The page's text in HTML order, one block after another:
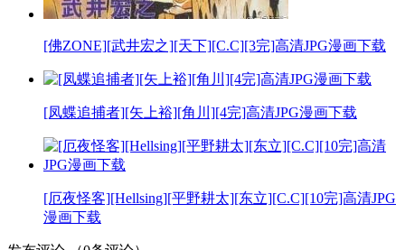
[佛ZONE][武井宏之][天下][C.C][3完]高清JPG漫画下载
[凤蝶追捕者][矢上裕][角川][4完]高清JPG漫画下载
[厄夜怪客][Hellsing][平野耕太][东立][C.C][10完]高清JPG
漫画下载